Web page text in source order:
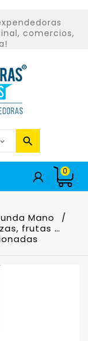
comercios,
0
Mano
frutas …